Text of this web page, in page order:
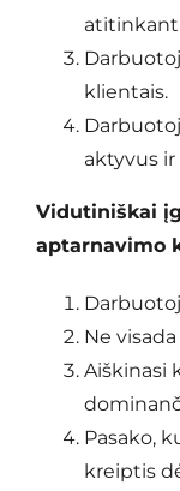
klientais.
aktyvus
Vidutiniškai
aptarnavimo
Ne
Aiškinasi
Pasako,
kreiptis